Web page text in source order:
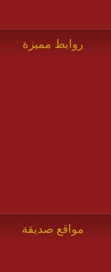
روابط مميزة
مواقع صديقة